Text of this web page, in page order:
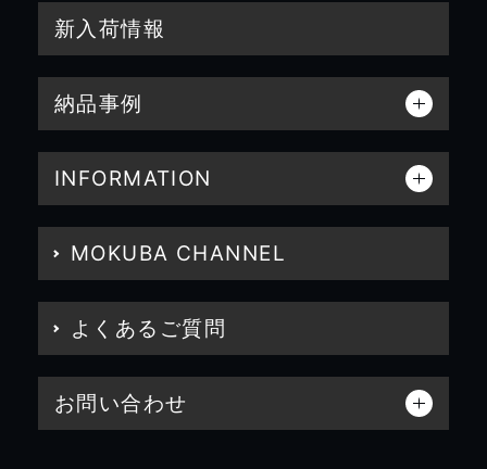
新入荷情報
納品事例
INFORMATION
MOKUBA CHANNEL
よくあるご質問
お問い合わせ